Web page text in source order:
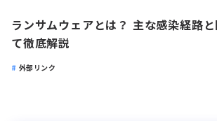
ランサムウェアとは？ 主な感染経路
て徹底解説
外部リンク